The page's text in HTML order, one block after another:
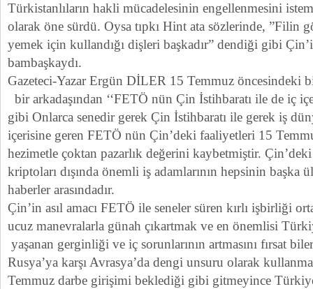
Türkistanlıların hakli mücadelesinin engellenmesini
olarak öne sürdü. Oysa tıpkı Hint ata sözlerinde, ”Filin
yemek için kullandığı dişleri başkadır” dendiği gibi
bambaşkaydı.
Gazeteci-Yazar Ergün DİLER 15 Temmuz öncesindeki
bir arkadaşından ‘‘FETÖ nün Çin İstihbaratı ile de iç içe
gibi Onlarca senedir gerek Çin İstihbaratı ile gerek iş
içerisine geren FETÖ nün Çin’deki faaliyetleri 15
hezimetle çoktan pazarlık değerini kaybetmiştir.
kriptoları dışında önemli iş adamlarının hepsinin başka
haberler arasındadır.
Çin’in asıl amacı FETÖ ile seneler süren kırlı işbirliği
ucuz manevralarla günah çıkartmak ve en önemlisi
yaşanan gerginliği ve iç sorunlarının artmasını fırsat
Rusya’ya karşı Avrasya’da dengi unsuru olarak
Temmuz darbe girişimi beklediği gibi gitmeyince